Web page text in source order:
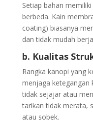
Setiap bahan
berbeda. Kain
coating) biasanya
dan tidak mudah
b. Kualitas
Rangka kanopi yang
menjaga ketegangan
tidak sejajar atau
tarikan tidak merata,
atau sobek.